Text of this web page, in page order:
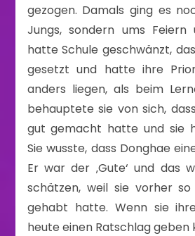
gezogen. Damals ging es
Jungs, sondern ums Feiern
hatte Schule geschwänzt,
gesetzt und hatte ihre
anders liegen, als beim
behauptete sie von sich,
gut gemacht hatte und sie
Sie wusste, dass Donghae
Er war der ‚Gute‘ und das
schätzen, weil sie vorher so
gehabt hatte. Wenn sie
heute einen Ratschlag geben